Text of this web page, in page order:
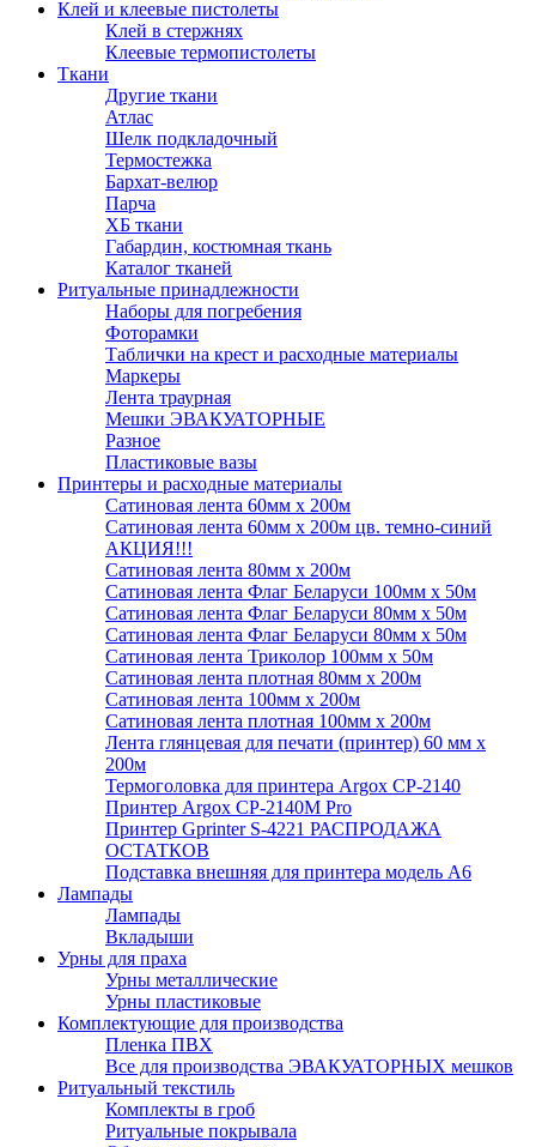
Клей и клеевые пистолеты
Клей в стержнях
Клеевые термопистолеты
Ткани
Другие ткани
Атлас
Шелк подкладочный
Термостежка
Бархат-велюр
Парча
ХБ ткани
Габардин, костюмная ткань
Каталог тканей
Ритуальные принадлежности
Наборы для погребения
Фоторамки
Таблички на крест и расходные материалы
Маркеры
Лента траурная
Мешки ЭВАКУАТОРНЫЕ
Разное
Пластиковые вазы
Принтеры и расходные материалы
Сатиновая лента 60мм х 200м
Сатиновая лента 60мм х 200м цв. темно-синий
АКЦИЯ!!!
Сатиновая лента 80мм х 200м
Сатиновая лента Флаг Беларуси 100мм х 50м
Сатиновая лента Флаг Беларуси 80мм х 50м
Сатиновая лента Флаг Беларуси 80мм х 50м
Сатиновая лента Триколор 100мм х 50м
Сатиновая лента плотная 80мм х 200м
Сатиновая лента 100мм х 200м
Сатиновая лента плотная 100мм х 200м
Лента глянцевая для печати (принтер) 60 мм х
200м
Термоголовка для принтера Argox CP-2140
Принтер Argox CP-2140M Pro
Принтер Gprinter S-4221 РАСПРОДАЖА
ОСТАТКОВ
Подставка внешняя для принтера модель А6
Лампады
Лампады
Вкладыши
Урны для праха
Урны металлические
Урны пластиковые
Комплектующие для производства
Пленка ПВХ
Все для производства ЭВАКУАТОРНЫХ мешков
Ритуальный текстиль
Комплекты в гроб
Ритуальные покрывала